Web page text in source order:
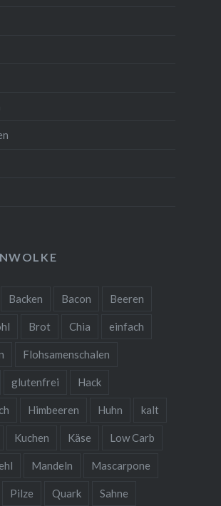
Backen Bacon Beeren
Brot Chia einfach
Flohsamenschalen
glutenfrei Hack
Himbeeren Huhn kalt
Kuchen Käse Low Carb
Mandeln Mascarpone
Pilze Quark Sahne